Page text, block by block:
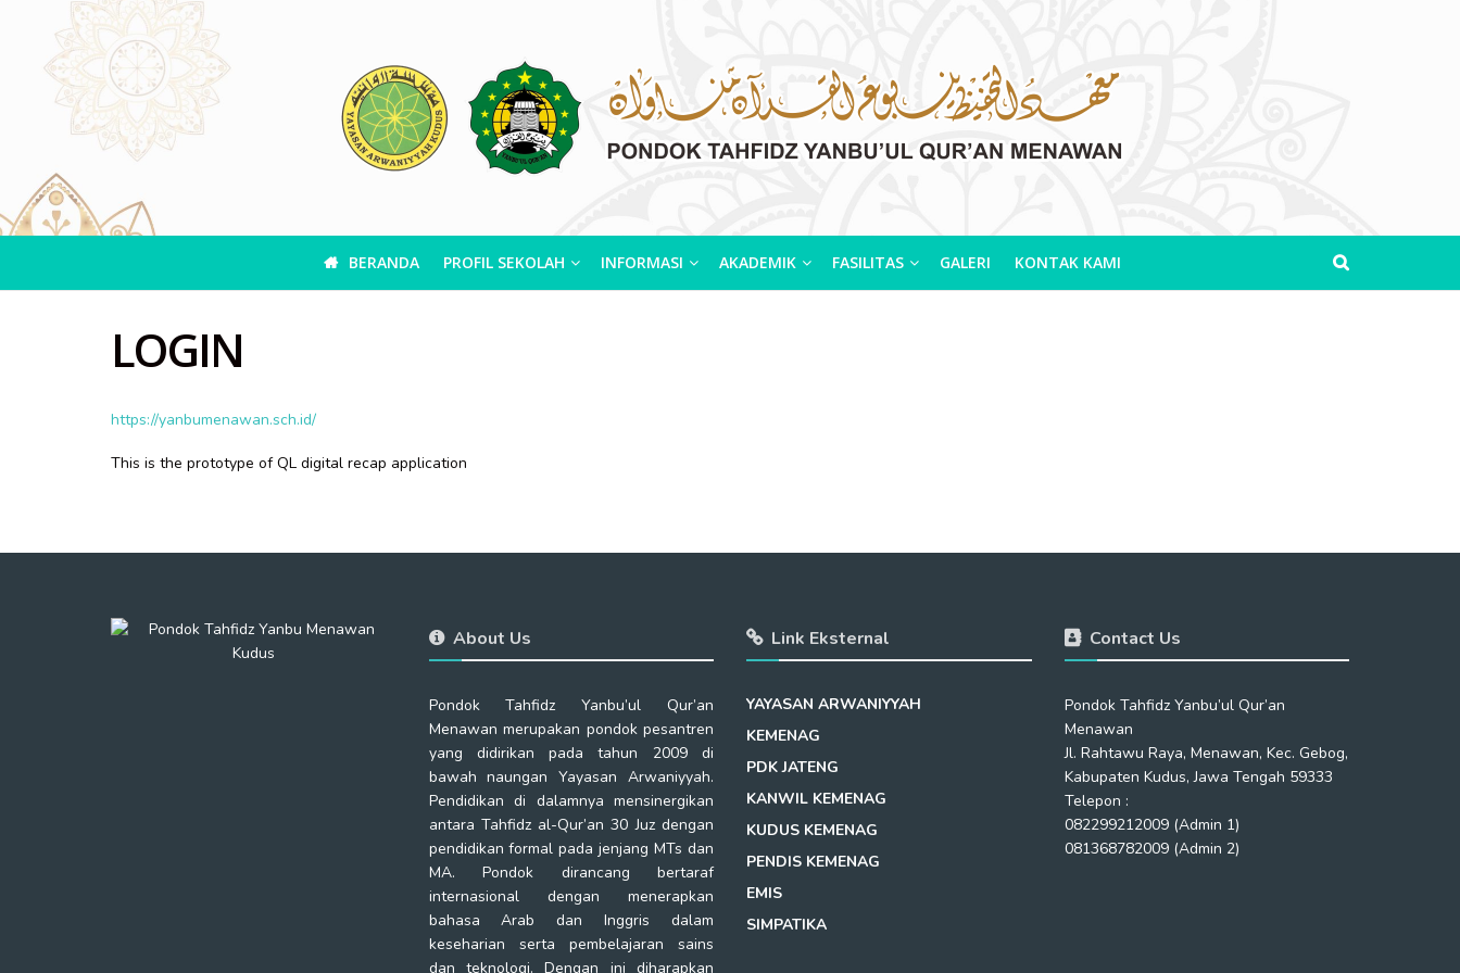
BERANDA PROFIL SEKOLAH INFORMASI AKADEMIK FASILITAS GALERI KONTAK KAMI
LOGIN
https://yanbumenawan.sch.id/
This is the prototype of QL digital recap application
About Us
Pondok Tahfidz Yanbu’ul Qur’an
Menawan merupakan pondok pesantren
yang didirikan pada tahun 2009 di
bawah naungan Yayasan Arwaniyyah.
Pendidikan di dalamnya mensinergikan
antara Tahfidz al-Qur’an 30 Juz dengan
pendidikan formal pada jenjang MTs dan
MA. Pondok dirancang bertaraf
internasional dengan menerapkan
bahasa Arab dan Inggris dalam
keseharian serta pembelajaran sains
dan teknologi. Dengan ini diharapkan
Link Eksternal
YAYASAN ARWANIYYAH
KEMENAG
PDK JATENG
KANWIL KEMENAG
KUDUS KEMENAG
PENDIS KEMENAG
EMIS
SIMPATIKA
Contact Us
Pondok Tahfidz Yanbu’ul Qur’an
Menawan
Jl. Rahtawu Raya, Menawan, Kec. Gebog,
Kabupaten Kudus, Jawa Tengah 59333
Telepon :
082299212009 (Admin 1)
081368782009 (Admin 2)